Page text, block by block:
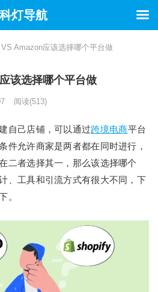
Amazon应该选择哪个平台做
该选择哪个平台做
阅读(513)
自己店铺，可以通过跨境电商平台
件允许商家是两者都在同时进行，
二者选择其一，那么该选择哪个
、工具和引流方式有很大不同，下
。
科灯导航